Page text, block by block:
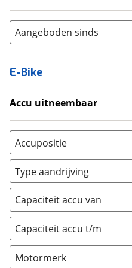
Aangeboden sinds
E-Bike
Accu uitneembaar
Nee, vast (0)
Accupositie
Bagagedrager (0)
Frame (0 )
Vloer (0
Achterbank (0)
Kofferbak (0)
Overig (0)
Type aandrijving
Achterwiel (0)
Trapas
Voorwiel
Capaciteit accu van
Capaciteit accu t/m
Motormerk